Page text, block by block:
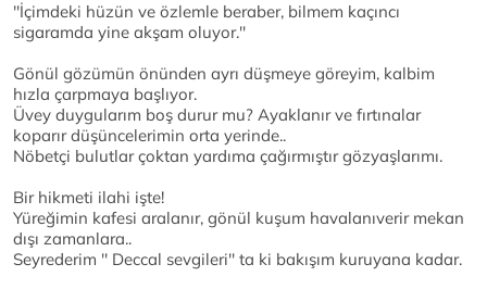
''İçimdeki hüzün ve özlemle beraber, bilmem kaçıncı
sigaramda yine akşam oluyor.''
Gönül gözümün önünden ayrı düşmeye göreyim, kalbim
hızla çarpmaya başlıyor.
Üvey duygularım boş durur mu? Ayaklanır ve fırtınalar
koparır düşüncelerimin orta yerinde..
Nöbetçi bulutlar çoktan yardıma çağırmıştır gözyaşlarımı.
Bir hikmeti ilahi işte!
Yüreğimin kafesi aralanır, gönül kuşum havalanıverir mekan
dışı zamanlara..
Seyrederim '' Deccal sevgileri'' ta ki bakışım kuruyana kadar.